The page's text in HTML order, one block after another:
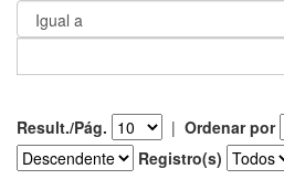
Result./Pág. | Ordenar por
Registro(s)